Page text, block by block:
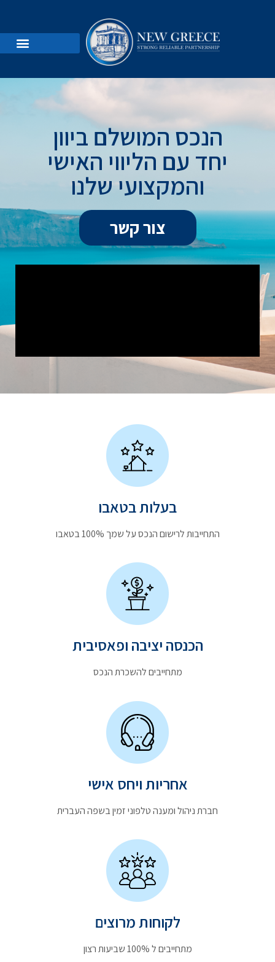
הנכס המושלם ביוון
יחד עם הליווי האישי
והמקצועי שלנו
צור קשר
בעלות בטאבו
התחייבות לרישום הנכס על שמך 100% בטאבו
הכנסה יציבה ופאסיבית
מתחייבים להשכרת הנכס
אחריות ויחס אישי
חברת ניהול ומענה טלפוני זמין בשפה העברית
לקוחות מרוצים
מתחייבים ל 100% שביעות רצון